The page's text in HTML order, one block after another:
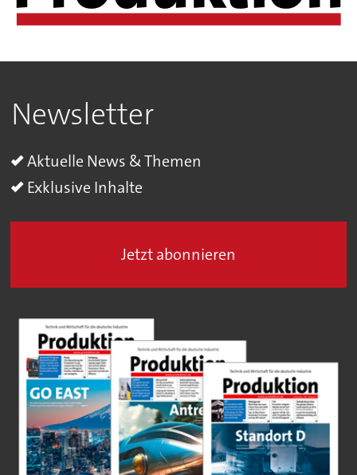
Newsletter
Aktuelle News & Themen
Exklusive Inhalte
Jetzt abonnieren